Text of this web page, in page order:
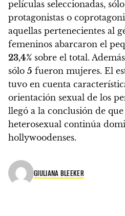
películas seleccionadas, sólo
protagonistas o
aquellas pertenecientes al
femeninos abarcaron el
23,4% sobre el total.
sólo 5 fueron mujeres. El
tuvo en cuenta
orientación sexual de los
llegó a la conclusión de que
heterosexual continúa
hollywoodenses.
GIULIANA BLEEKER